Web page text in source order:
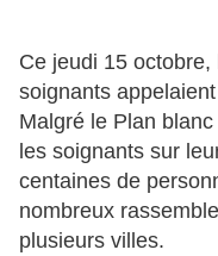
Ce jeudi 15
soignants
Malgré le Plan
les soignants sur
centaines de
nombreux
plusieurs villes.